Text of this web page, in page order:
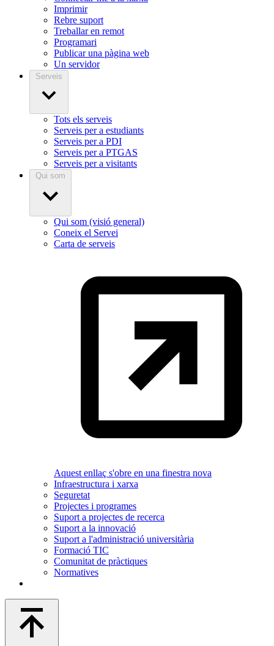
Imprimir
Rebre suport
Treballar en remot
Programari
Publicar una pàgina web
Un servidor
Serveis
Tots els serveis
Serveis per a estudiants
Serveis per a PDI
Serveis per a PTGAS
Serveis per a visitants
Qui som
Qui som (visió general)
Coneix el Servei
Carta de serveis
Aquest enllaç s'obre en una finestra nova
Infraestructura i xarxa
Seguretat
Projectes i programes
Suport a projectes de recerca
Suport a la innovació
Suport a l'administració universitària
Formació TIC
Comunitat de pràctiques
Normatives